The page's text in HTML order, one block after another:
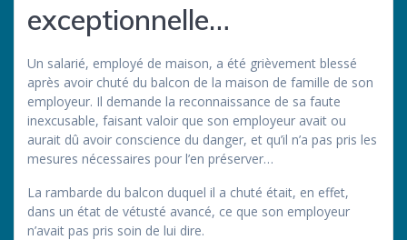
exceptionnelle…
Un salarié, employé de maison, a été grièvement blessé
après avoir chuté du balcon de la maison de famille de son
employeur. Il demande la reconnaissance de sa faute
inexcusable, faisant valoir que son employeur avait ou
aurait dû avoir conscience du danger, et qu’il n’a pas pris les
mesures nécessaires pour l’en préserver…
La rambarde du balcon duquel il a chuté était, en effet,
dans un état de vétusté avancé, ce que son employeur
n’avait pas pris soin de lui dire.